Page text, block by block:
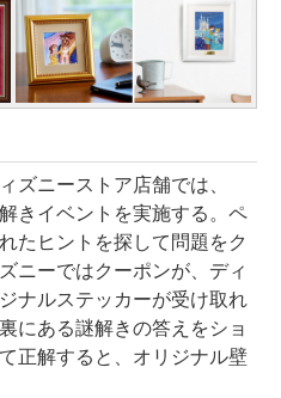
ズニーストア店舗では、
きイベントを実施する。ペ
たヒントを探して問題をク
ニーではクーポンが、ディ
ナルステッカーが受け取れ
にある謎解きの答えをショ
正解すると、オリジナル壁